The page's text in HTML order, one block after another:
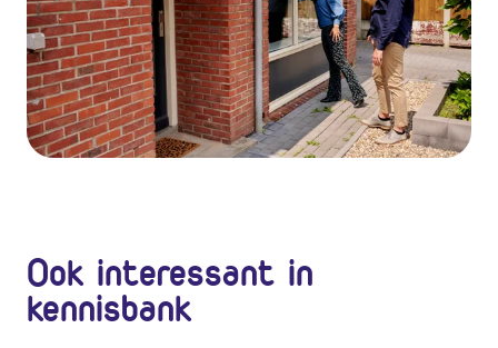
Ook interessant in
kennisbank